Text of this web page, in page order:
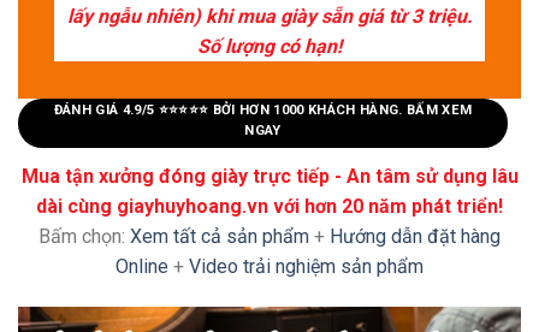
lấy ngẫu nhiên) khi mua giày sẵn giá từ 3 triệu.
Số lượng có hạn!
ĐÁNH GIÁ 4.9/5 ⭐⭐⭐⭐⭐ BỞI HƠN 1000 KHÁCH HÀNG. BẤM XEM
NGAY
Mua tận xưởng đóng giày trực tiếp - An tâm sử dụng lâu
dài cùng giayhuyhoang.vn với hơn 20 năm phát triển!
Bấm chọn: Xem tất cả sản phẩm + Hướng dẫn đặt hàng
Online + Video trải nghiệm sản phẩm